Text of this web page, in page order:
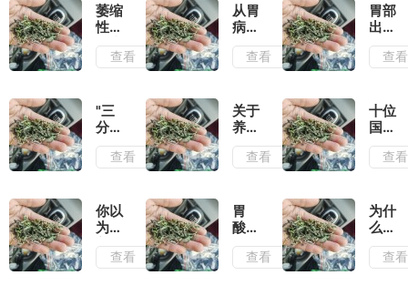
萎缩
性胃
炎患
者，
子真
的要
结束
查看
从胃
病到
胃
癌，
一点
点"变
坏"的
查看
胃部
出现
哪些
症状
病了
啊？
查看
"三
分
治，
七分
养
胃，
这些
小妙
招要
查看
关于
养
胃，
这些
搞错
了
查看
十位
国医
大师
治疗
验方
查看
你以
为的
养胃
查看
胃
酸、
胃
痛、
查看
为什
么一
生气
就胃
查看